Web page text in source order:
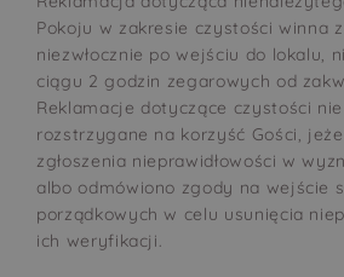
Pokoju w zakresie czystości winna
niezwłocznie po wejściu do lokalu,
ciągu 2 godzin zegarowych od
Reklamacje dotyczące czystości
rozstrzygane na korzyść Gości,
zgłoszenia nieprawidłowości w
albo odmówiono zgody na wejście
porządkowych w celu usunięcia
ich weryfikacji.